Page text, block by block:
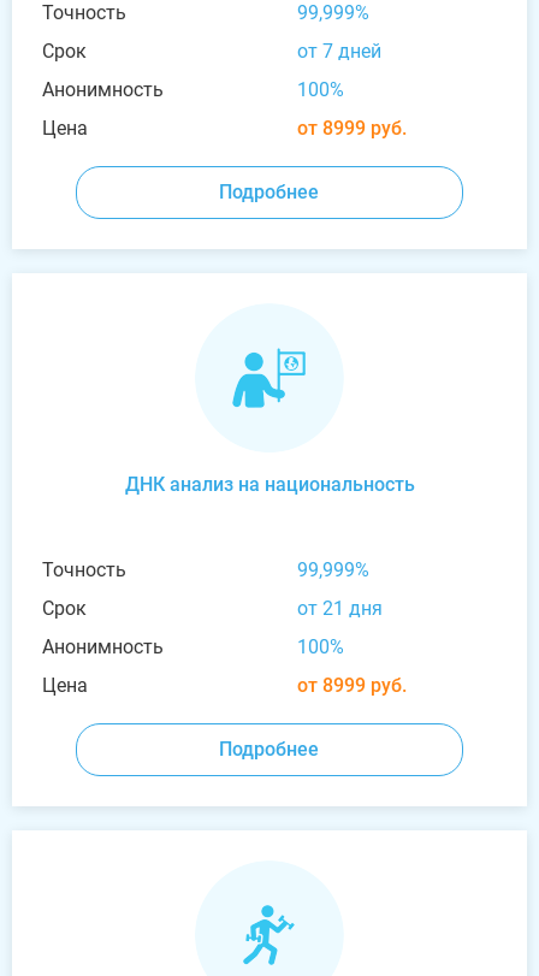
Точность
99,999%
Срок
от 7 дней
Анонимность
100%
Цена
от 8999 руб.
Подробнее
ДНК анализ на национальность
Точность
99,999%
Срок
от 21 дня
Анонимность
100%
Цена
от 8999 руб.
Подробнее